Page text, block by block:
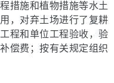
措施和植物措施等水土
， 对弃土场进行了复耕
程和单位工程验收，验
偿费；按有关规定组织